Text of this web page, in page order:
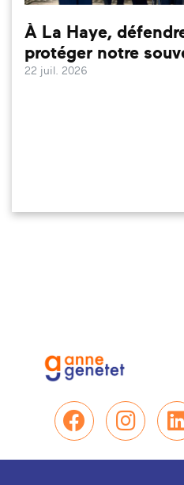
À La Haye,
protéger notre
22 juil. 2026
NousNous